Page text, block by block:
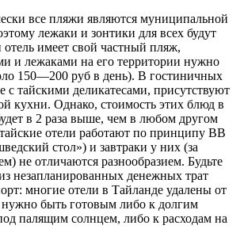
все пляжи являются муниципальной
лежаки и зонтики для всех будут
имеет свой частный пляж,
и лежаками на его территории нужно
150—200 руб в день). В гостиничных
с тайскими деликатесами, присутствуют
кухни. Однако, стоимость этих блюд в
в 2 раза выше, чем в любом другом
отели работают по принципу ВВ
стол») и завтраки у них (за
не отличаются разнообразием. Будьте
незапланированных денежных трат
многие отели в Тайланде удалены от
быть готовым либо к долгим
палящим солнцем, либо к расходам на